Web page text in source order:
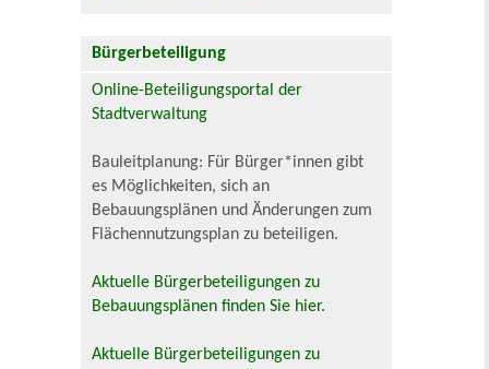
Bürgerbeteiligung
Online-Beteiligungsportal der
Stadtverwaltung
Bauleitplanung: Für Bürger*innen gibt
es Möglichkeiten, sich an
Bebauungsplänen und Änderungen zum
Flächennutzungsplan zu beteiligen.
Aktuelle Bürgerbeteiligungen zu
Bebauungsplänen finden Sie hier.
Aktuelle Bürgerbeteiligungen zu